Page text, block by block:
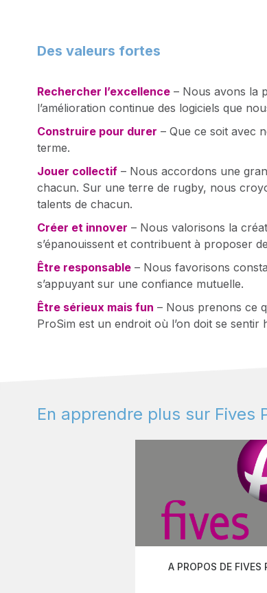
Des valeurs fortes
Rechercher l’excellence– Nous avons la
l’amélioration continue des logiciels que
Construire pour durer – Que ce soit avec
terme.
Jouer collectif– Nous accordons une
chacun. Sur une terre de rugby, nous
talents de chacun.
Créer et innover – Nous valorisons la
s’épanouissent et contribuent à proposer
Être responsable– Nous favorisons
s’appuyant sur une confiance mutuelle.
Être sérieux mais fun – Nous prenons ce
ProSim est un endroit où l’on doit se sentir
En apprendre plus sur Fives
A PROPOS DE FIVES